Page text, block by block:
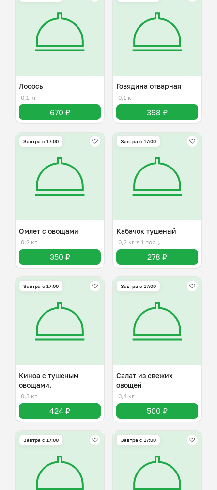
Лосось
0,1 кг
670 ₽
Говядина отварная
0,1 кг
398 ₽
Завтра c 17:00
Омлет с овощами
0,2 кг
350 ₽
Завтра c 17:00
Кабачок тушеный
0,2 кг ≈ 1 порц.
278 ₽
Завтра c 17:00
Киноа с тушеным
овощами.
0,3 кг
424 ₽
Завтра c 17:00
Салат из свежих
овощей
0,4 кг
500 ₽
Завтра c 17:00 Завтра c 17:00